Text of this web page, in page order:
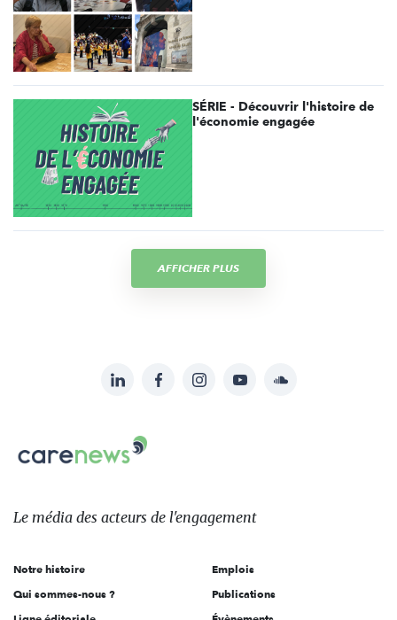
SÉRIE - Découvrir l'histoire de
l'économie engagée
AFFICHER PLUS
sur:
LinkedInFacebookInstagramYouTubeSoundcloud
Le
des
l'engagement
Le média des acteurs de l'engagement
Notre histoire
Qui sommes-nous ?
Emplois
Publications